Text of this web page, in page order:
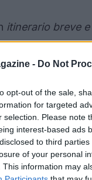
- Do Not
opt-out of the sale,
for targeted
selection. Please note
interest-based ads
to third
of your personal
This information may
itinerario breve
sicurezza.
capire le
Questi
sia per chi
con esigenze